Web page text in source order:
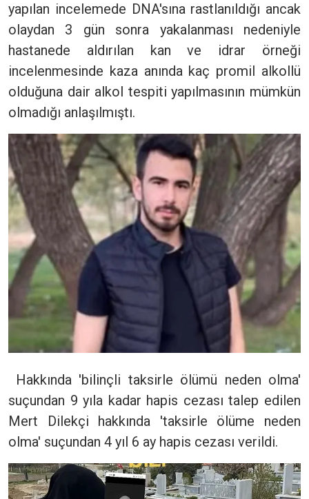
yapılan incelemede DNA'sına rastlanıldığı ancak
olaydan 3 gün sonra yakalanması nedeniyle
hastanede aldırılan kan ve idrar örneği
incelenmesinde kaza anında kaç promil alkollü
olduğuna dair alkol tespiti yapılmasının mümkün
olmadığı anlaşılmıştı.
Hakkında 'bilinçli taksirle ölümü neden olma'
suçundan 9 yıla kadar hapis cezası talep edilen
Mert Dilekçi hakkında 'taksirle ölüme neden
olma' suçundan 4 yıl 6 ay hapis cezası verildi.